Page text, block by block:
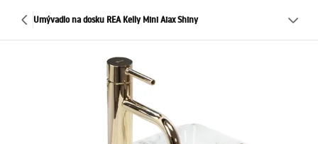
Umývadlo na dosku REA Kelly Mini Aiax Shiny